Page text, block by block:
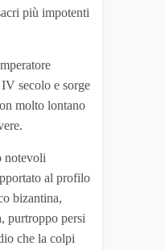
più impotenti
secolo e sorge
molto lontano
notevoli
al profilo
bizantina,
purtroppo persi
che la colpi